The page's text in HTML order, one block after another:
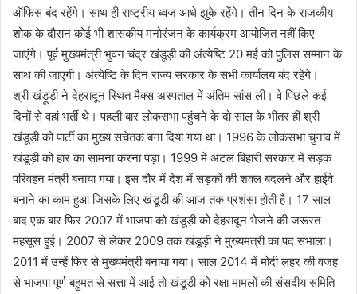
ऑफिस बंद रहेंगे। साथ ही राष्ट्रीय ध्वज आधे झुके रहेंगे। तीन दिन के राजकीय
शोक के दौरान कोई भी शासकीय मनोरंजन के कार्यक्रम आयोजित नहीं किए
जाएंगे। पूर्व मुख्यमंत्री भुवन चंद्र खंडूड़ी की अंत्येष्टि 20 मई को पुलिस सम्मान के
साथ की जाएगी। अंत्येष्टि के दिन राज्य सरकार के सभी कार्यालय बंद रहेंगे।
श्री खंड़ूड़ी ने देहरादून स्थित मैक्स अस्पताल में अंतिम सांस ली। वे पिछले कई
दिनों से वहां भर्ती थे। पहली बार लोकसभा पहुंचने के दो साल के भीतर ही श्री
खंडूड़ी को पार्टी का मुख्य सचेतक बना दिया गया था। 1996 के लोकसभा चुनाव में
खंडूड़ी को हार का सामना करना पड़ा। 1999 में अटल बिहारी सरकार में सड़क
परिवहन मंत्री बनाया गया। इस दौर में देश में सड़कों की शक्ल बदलने और हाईवे
बनाने का काम हुआ जिसके लिए खंडूड़ी की आज तक प्रशंसा होती है। 17 साल
बाद एक बार फिर 2007 में भाजपा को खंडूड़ी को देहरादून भेजने की जरूरत
महसूस हुई। 2007 से लेकर 2009 तक खंडूड़ी ने मुख्यमंत्री का पद संभाला।
2011 में उन्हें फिर से मुख्यमंत्री बनाया गया। साल 2014 में मोदी लहर की वजह
से भाजपा पूर्ण बहुमत से सत्ता में आई तो खंडूड़ी को रक्षा मामलों की संसदीय समिति